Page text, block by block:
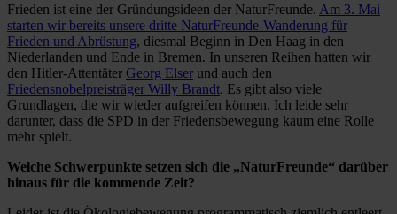
Frieden ist eine der Gründungsideen der NaturFreunde. Am 3. Mai
starten wir bereits unsere dritte NaturFreunde-Wanderung für
Frieden und Abrüstung, diesmal Beginn in Den Haag in den
Niederlanden und Ende in Bremen. In unseren Reihen hatten wir
den Hitler-Attentäter Georg Elser und auch den
Friedensnobelpreisträger Willy Brandt. Es gibt also viele
Grundlagen, die wir wieder aufgreifen können. Ich leide sehr
darunter, dass die SPD in der Friedensbewegung kaum eine Rolle
mehr spielt.
Welche Schwerpunkte setzen sich die „NaturFreunde“ darüber
hinaus für die kommende Zeit?